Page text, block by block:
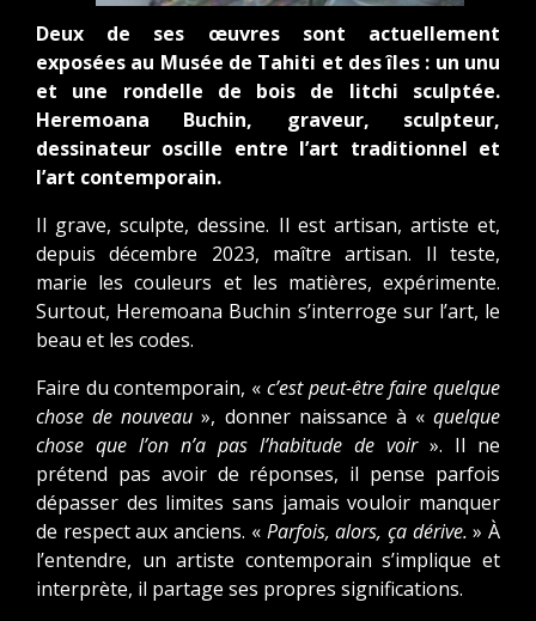
Deux de ses œuvres sont actuellement
exposées au Musée de Tahiti et des îles : un unu
et une rondelle de bois de litchi sculptée.
Heremoana Buchin, graveur, sculpteur,
dessinateur oscille entre l’art traditionnel et
l’art contemporain.
Il grave, sculpte, dessine. Il est artisan, artiste et,
depuis décembre 2023, maître artisan. Il teste,
marie les couleurs et les matières, expérimente.
Surtout, Heremoana Buchin s’interroge sur l’art, le
beau et les codes.
Faire du contemporain, « c’est peut-être faire quelque
chose de nouveau », donner naissance à « quelque
chose que l’on n’a pas l’habitude de voir». Il ne
prétend pas avoir de réponses, il pense parfois
dépasser des limites sans jamais vouloir manquer
de respect aux anciens. « Parfois, alors, ça dérive. » À
l’entendre, un artiste contemporain s’implique et
interprète, il partage ses propres significations.